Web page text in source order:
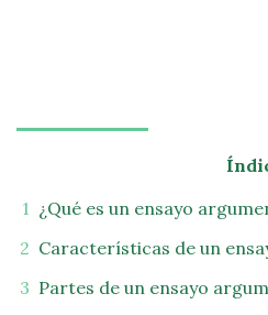
¿Qué es un ensayo
Características de un
Partes de un ensayo